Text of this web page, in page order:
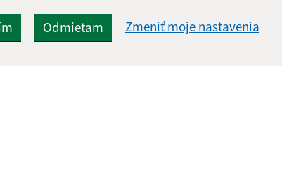
Odmietam Zmeniť moje nastavenia